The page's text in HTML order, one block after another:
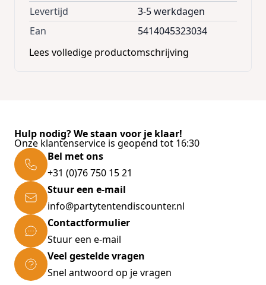
Levertijd
3-5 werkdagen
Ean
5414045323034
Lees volledige productomschrijving
Hulp nodig? We staan voor je klaar!
Onze klantenservice is geopend tot 16:30
Bel met ons
+31 (0)76 750 15 21
Stuur een e-mail
info@partytentendiscounter.nl
Contactformulier
Stuur een e-mail
Veel gestelde vragen
Snel antwoord op je vragen